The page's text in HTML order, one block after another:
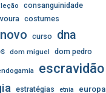
consanguinidade
costumes
curso dna
dom miguel dom pedro
escravidão
estratégias etnia europa